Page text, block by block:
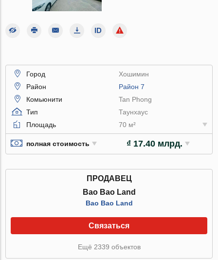
Город
Хошимин
Район
Район 7
Комьюнити
Tan Phong
Тип
Таунхаус
Площадь
70 м²
полная стоимость ₫ 17.40 млрд.
ПРОДАВЕЦ
Bao Bao Land
Bao Bao Land
Связаться
Ещё 2339 объектов